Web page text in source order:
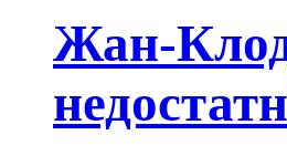
Жан-